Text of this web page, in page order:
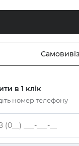
в 1 клік
номер телефону